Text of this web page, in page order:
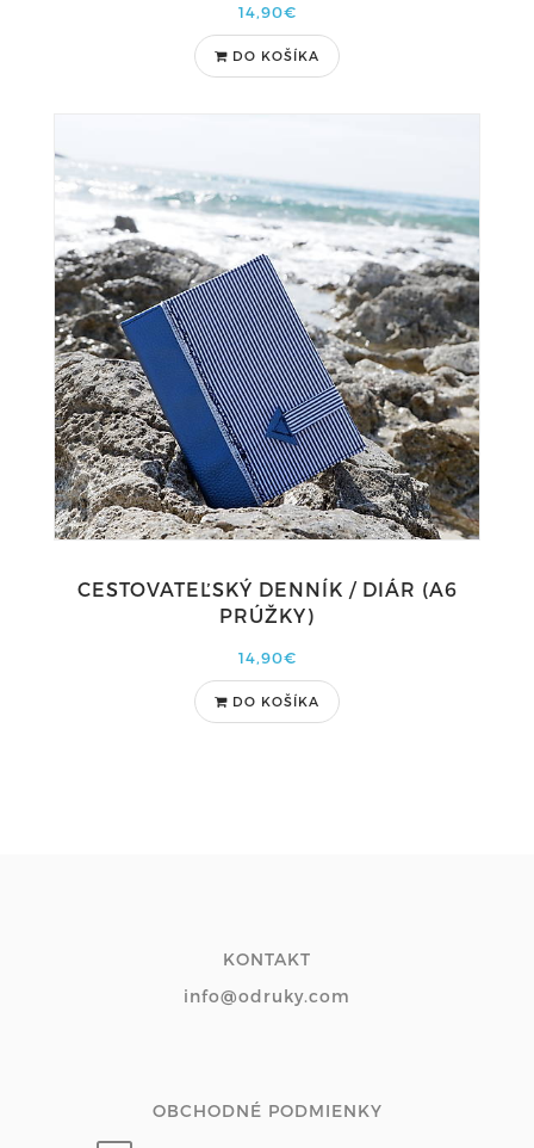
14,90€
DO KOŠÍKA
CESTOVATEĽSKÝ DENNÍK / DIÁR (A6
PRÚŽKY)
14,90€
DO KOŠÍKA
KONTAKT
info@odruky.com
OBCHODNÉ PODMIENKY